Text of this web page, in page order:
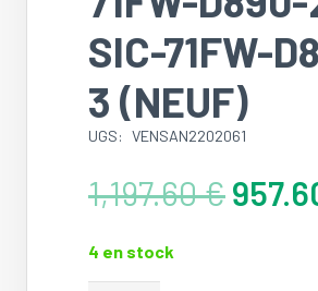
SIC-71FW-
3 (NEUF)
UGS: VENSAN2202061
1,197.60€Le
prix
4 en stock